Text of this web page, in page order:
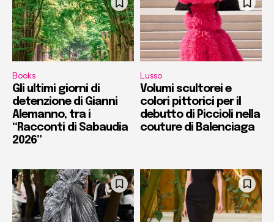
Books
Gli ultimi giorni di
detenzione di Gianni
Alemanno, tra i
“Racconti di Sabaudia
2026”
Lusso
Volumi scultorei e
colori pittorici per il
debutto di Piccioli nella
couture di Balenciaga